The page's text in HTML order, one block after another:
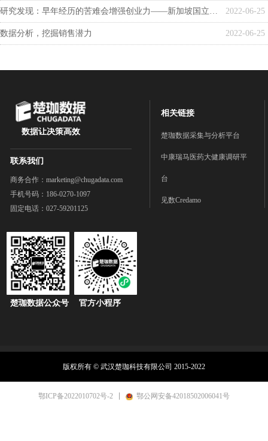
2022-06-25
研究发现：早年经历的苦难会增强创业力——新加坡国立大学商学院
2022-06-25
数据分析，挖掘销售潜力
版权所有 © 武汉楚珈科技有限公司 2015-2022
相关链接
楚珈数据采集与分析平台
中康瑞马医药大健康调研平
台
见数Credamo
联系我们
商务合作：marketing@chugadata.com
手机号码：186-0270-1097
固定电话：027-59201125
数据让决策高效
官方小程序
楚珈数据公众号
鄂ICP备2022010702号-2 鄂公网安备42018502006041号